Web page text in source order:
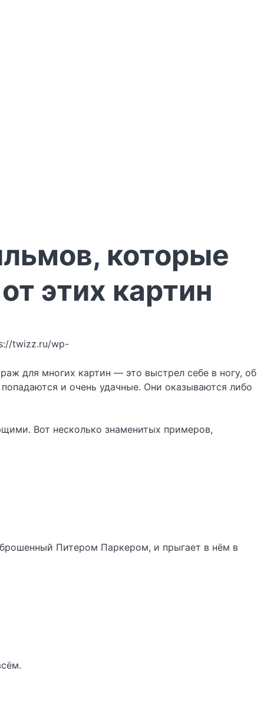
которые
этих картин
twizz.ru/wp-
для многих картин — это выстрел себе в ногу, об
и очень удачные. Они оказываются либо
Вот несколько знаменитых примеров,
Питером Паркером, и прыгает в нём в